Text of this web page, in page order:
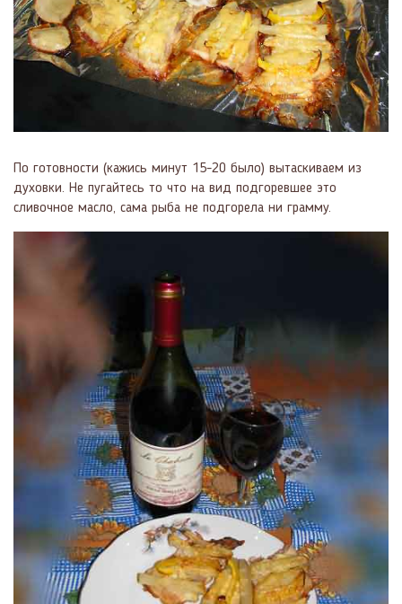
По готовности (кажись минут 15-20 было) вытаскиваем из
духовки. Не пугайтесь то что на вид подгоревшее это
сливочное масло, сама рыба не подгорела ни грамму.